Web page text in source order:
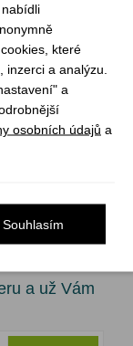
a už Vám
které
a analýzu.
a
osobních údajů a
Souhlasím